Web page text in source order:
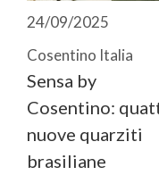
24/09/2025
Cosentino Italia
Sensa by
Cosentino:
nuove quarziti
brasiliane